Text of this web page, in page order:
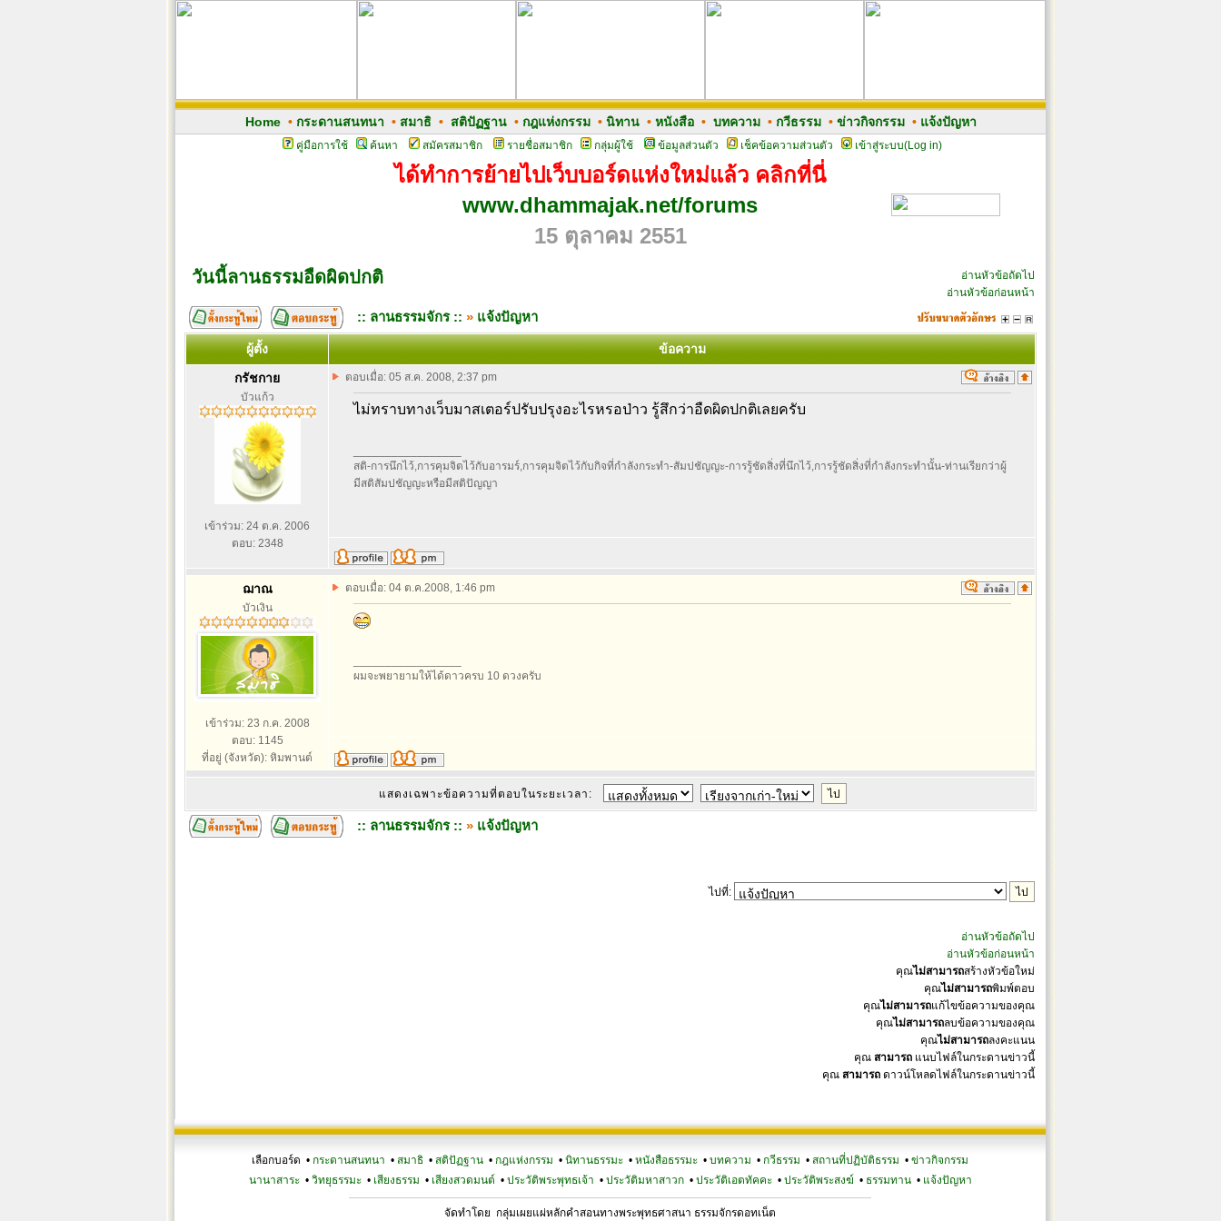
Home• กระดานสนทนา • สมาธิ• สติปัฏฐาน• กฎแห่งกรรม• นิทาน• หนังสือ• บทความ• กวีธรรม• ข่าวกิจกรรม• แจ้งปัญหา
คู่มือการใช้ ค้นหา สมัครสมาชิก รายชื่อสมาชิก กลุ่มผู้ใช้ ข้อมูลส่วนตัว เช็คข้อความส่วนตัว เข้าสู่ระบบ(Log in)
ได้ทำการย้ายไปเว็บบอร์ดแห่งใหม่แล้ว คลิกที่นี่
www.dhammajak.net/forums
15 ตุลาคม 2551
วันนี้ลานธรรมอืดผิดปกติ
อ่านหัวข้อถัดไป
อ่านหัวข้อก่อนหน้า
:: ลานธรรมจักร :: » แจ้งปัญหา
ผู้ตั้ง
ข้อความ
กรัชกาย
บัวแก้ว
เข้าร่วม: 24 ต.ค. 2006
ตอบ: 2348
ตอบเมื่อ: 05 ส.ค. 2008, 2:37 pm
ไม่ทราบทางเว็บมาสเตอร์ปรับปรุงอะไรหรอป่าว รู้สึกว่าอืดผิดปกติเลยครับ
สติ-การนึกไว้,การคุมจิตไว้กับอารมร์,การคุมจิตไว้กับกิจที่กำลังกระทำ-สัมปชัญญะ-การรู้ชัดสิ่งที่นึกไว้,การรู้ชัดสิ่งที่กำลังกระทำนั้น-ท่านเรียกว่าผู้
มีสติสัมปชัญญะหรือมีสติปัญญา
ฌาณ
บัวเงิน
เข้าร่วม: 23 ก.ค. 2008
ตอบ: 1145
ที่อยู่ (จังหวัด): หิมพานต์
ตอบเมื่อ: 04 ต.ค.2008, 1:46 pm
ผมจะพยายามให้ได้ดาวครบ 10 ดวงครับ
แสดงเฉพาะข้อความที่ตอบในระยะเวลา:
:: ลานธรรมจักร :: » แจ้งปัญหา
ไปที่:
อ่านหัวข้อถัดไป
อ่านหัวข้อก่อนหน้า
คุณไม่สามารถสร้างหัวข้อใหม่
คุณไม่สามารถพิมพ์ตอบ
คุณไม่สามารถแก้ไขข้อความของคุณ
คุณไม่สามารถลบข้อความของคุณ
คุณไม่สามารถลงคะแนน
คุณ สามารถ แนบไฟล์ในกระดานข่าวนี้
คุณ สามารถ ดาวน์โหลดไฟล์ในกระดานข่าวนี้
เลือกบอร์ด • กระดานสนทนา • สมาธิ • สติปัฏฐาน • กฎแห่งกรรม • นิทานธรรมะ • หนังสือธรรมะ • บทความ • กวีธรรม • สถานที่ปฏิบัติธรรม • ข่าวกิจกรรม
นานาสาระ• วิทยุธรรมะ• เสียงธรรม • เสียงสวดมนต์ • ประวัติพระพุทธเจ้า • ประวัติมหาสาวก• ประวัติเอตทัคคะ• ประวัติพระสงฆ์ • ธรรมทาน• แจ้งปัญหา
จัดทำโดย กลุ่มเผยแผ่หลักคำสอนทางพระพุทธศาสนา ธรรมจักรดอทเน็ต